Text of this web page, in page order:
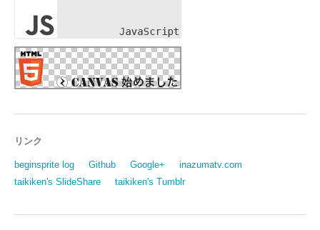
リンク
beginsprite log Github Google+
inazumatv.com
taikiken's SlideShare
taikiken's Tumblr